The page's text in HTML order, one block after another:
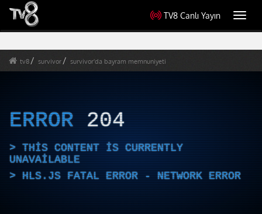
TV8 Canlı Yayın
tv8 survivor survivor'da bayram memnuniyeti
ERROR 204
THIS CONTENT IS CURRENTLY
UNAVAILABLE
HLS.JS FATAL ERROR - NETWORK ERROR